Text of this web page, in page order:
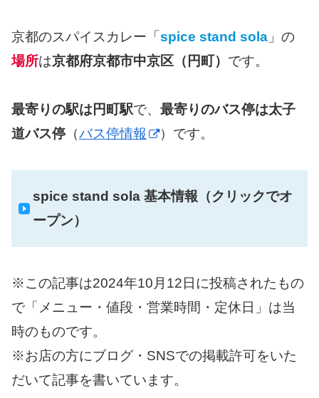
京都のスパイスカレー「spice stand sola 」の
場所は京都府京都市中京区（円町） です。
最寄りの駅は円町駅で、 最寄りのバス停は太子
道バス停 （バス停情報 ）です。
spice stand sola 基本情報（クリックでオ
ープン）
※この記事は2024年10月12日に投稿されたもの
で「メニュー・値段・営業時間・定休日」は当
時のものです。
※お店の方にブログ・SNSでの掲載許可をいた
だいて記事を書いています。